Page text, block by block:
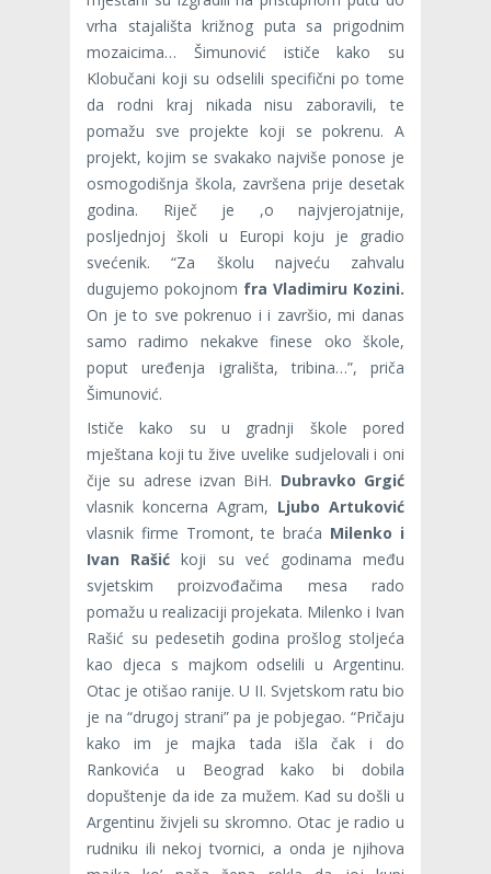
vrha stajališta križnog puta sa prigodnim
mozaicima… Šimunović ističe kako su
Klobučani koji su odselili specifični po tome
da rodni kraj nikada nisu zaboravili, te
pomažu sve projekte koji se pokrenu. A
projekt, kojim se svakako najviše ponose je
osmogodišnja škola, završena prije desetak
godina. Riječ je ,o najvjerojatnije,
posljednjoj školi u Europi koju je gradio
svećenik. “Za školu najveću zahvalu
dugujemo pokojnom fra Vladimiru Kozini.
On je to sve pokrenuo i i završio, mi danas
samo radimo nekakve finese oko škole,
poput uređenja igrališta, tribina…”, priča
Šimunović.
Ističe kako su u gradnji škole pored
mještana koji tu žive uvelike sudjelovali i oni
čije su adrese izvan BiH. Dubravko Grgić
vlasnik koncerna Agram, Ljubo Artuković
vlasnik firme Tromont, te braća Milenko i
Ivan Rašić koji su već godinama među
svjetskim proizvođačima mesa rado
pomažu u realizaciji projekata. Milenko i Ivan
Rašić su pedesetih godina prošlog stoljeća
kao djeca s majkom odselili u Argentinu.
Otac je otišao ranije. U II. Svjetskom ratu bio
je na “drugoj strani” pa je pobjegao. “Pričaju
kako im je majka tada išla čak i do
Rankovića u Beograd kako bi dobila
dopuštenje da ide za mužem. Kad su došli u
Argentinu živjeli su skromno. Otac je radio u
rudniku ili nekoj tvornici, a onda je njihova